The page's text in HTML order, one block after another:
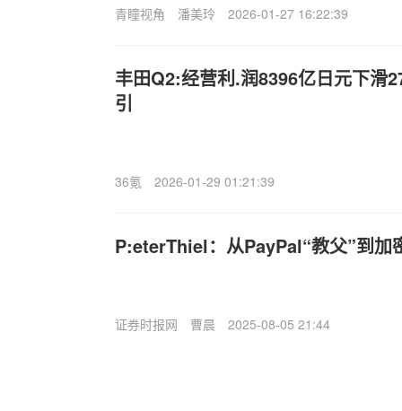
青瞳视角 潘美玲 2026-01-27 16:22:39
丰田Q2:经营利.润8396亿日元下滑
引
36氪 2026-01-29 01:21:39
P:eterThiel：从PayPal“教父”到加
证券时报网 曹晨 2025-08-05 21:44